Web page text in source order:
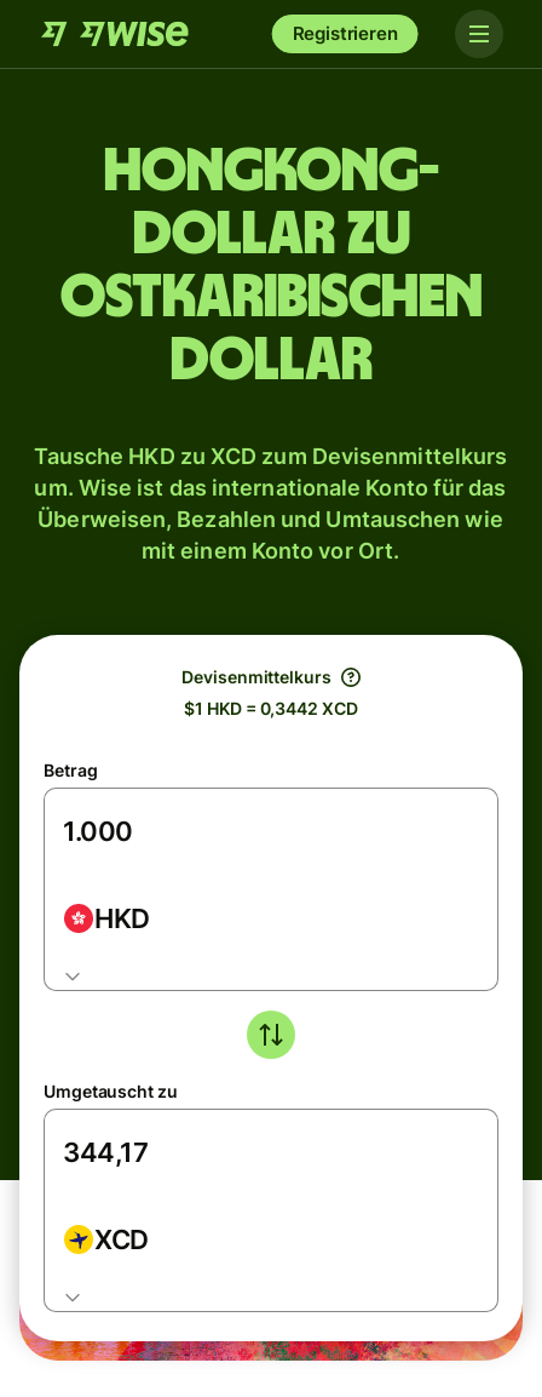
Registrieren
Hongkong-
Dollar zu
ostkaribischen
Dollar
Tausche HKD zu XCD zum Devisenmittelkurs
um. Wise ist das internationale Konto für das
Überweisen, Bezahlen und Umtauschen wie
mit einem Konto vor Ort.
Devisenmittelkurs
$1 HKD = 0,3442 XCD
Betrag
HKD
Umgetauscht zu
XCD